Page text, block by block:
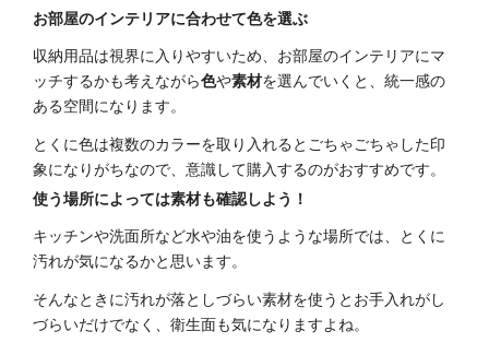
お部屋のインテリアに合わせて色を選ぶ
収納用品は視界に入りやすいため、お部屋のインテリアにマ
ッチするかも考えながら色や素材を選んでいくと、統一感の
ある空間になります。
とくに色は複数のカラーを取り入れるとごちゃごちゃした印
象になりがちなので、意識して購入するのがおすすめです。
使う場所によっては素材も確認しよう！
キッチンや洗面所など水や油を使うような場所では、とくに
汚れが気になるかと思います。
そんなときに汚れが落としづらい素材を使うとお手入れがし
づらいだけでなく、衛生面も気になりますよね。